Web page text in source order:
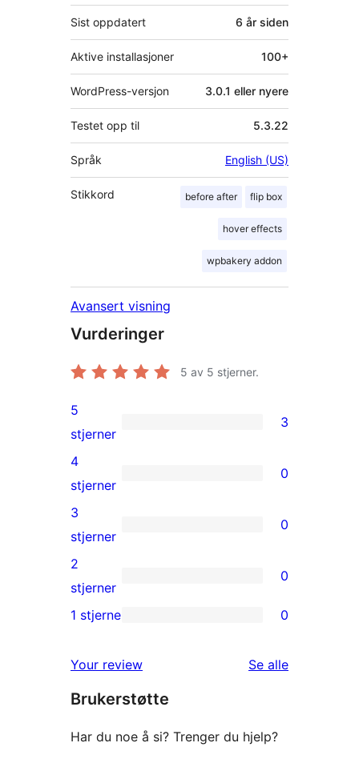
Sist oppdatert 6 år siden
Aktive installasjoner 100+
WordPress-versjon 3.0.1 eller nyere
Testet opp til 5.3.22
Språk English (US)
Stikkord before after flip box
hover effects
wpbakery addon
Avansert visning
Vurderinger
5 av 5 stjerner.
3
5-
star
reviews
5
stjerner
3
0
4-
star
reviews
4
stjerner
0
0
3-
star
reviews
3
stjerner
0
0
2-
reviews
2
stjerner
0
star
reviews
1 stjerne 0
Your review Se alleomtalene
Brukerstøtte
Har du noe å si? Trenger du hjelp?